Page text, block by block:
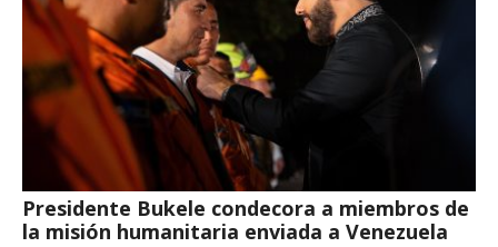
Presidente Bukele condecora a miembros de
la misión humanitaria enviada a Venezuela